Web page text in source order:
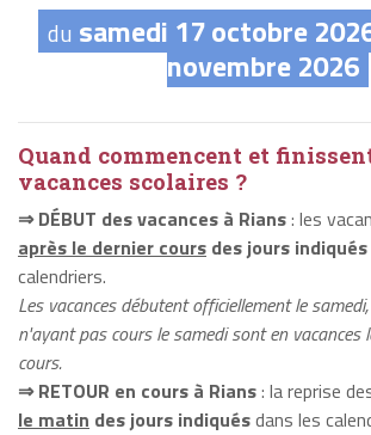
du samedi 17 octobre
novembre 2026
Quand commencent et
vacances scolaires ?
⇒ DÉBUT des vacances à Rians: les
après le dernier cours des jours indiqués
calendriers.
Les vacances débutent officiellement le
n'ayant pas cours le samedi sont en vacances
cours.
⇒ RETOUR en cours à Rians: la reprise
le matin des jours indiquésdans les